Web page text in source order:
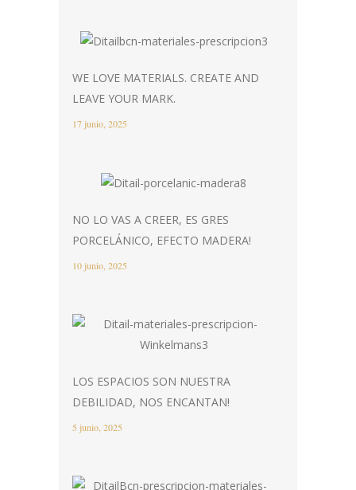
WE LOVE MATERIALS. CREATE AND
LEAVE YOUR MARK.
17 junio, 2025
NO LO VAS A CREER, ES GRES
PORCELÁNICO, EFECTO MADERA!
10 junio, 2025
LOS ESPACIOS SON NUESTRA
DEBILIDAD, NOS ENCANTAN!
5 junio, 2025